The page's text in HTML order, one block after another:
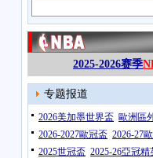
2025-2026赛季
专题报道
2026美加墨世界盃 歐洲區
2026-2027歐冠盃 2026-27
2025世冠盃 2025-26亞冠精